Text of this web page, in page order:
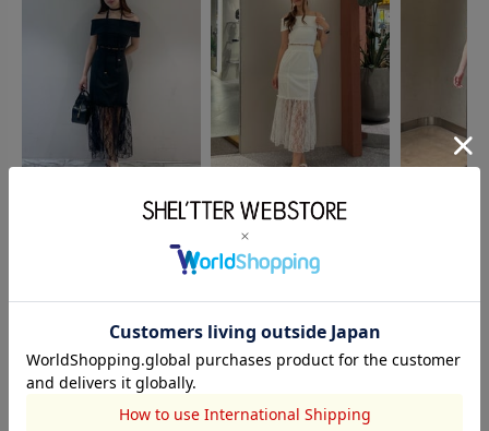
rienda
橋本結佳
168cm